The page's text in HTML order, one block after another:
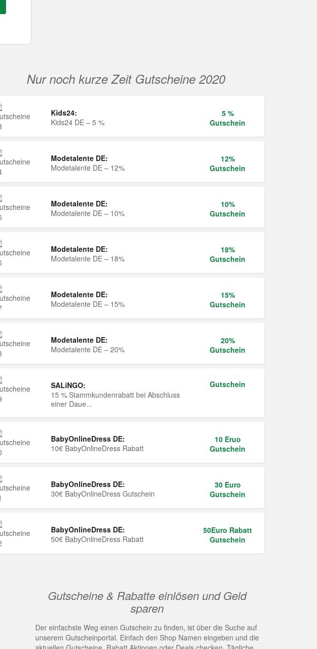
Nur noch kurze Zeit Gutscheine 2020
Kids24:
Kids24 DE – 5 %
5 %
Gutschein
Modetalente DE:
Modetalente DE – 12%
12%
Gutschein
Modetalente DE:
Modetalente DE – 10%
10%
Gutschein
Modetalente DE:
Modetalente DE – 18%
18%
Gutschein
Modetalente DE:
Modetalente DE – 15%
15%
Gutschein
Modetalente DE:
Modetalente DE – 20%
20%
Gutschein
SALiNGO:
15 % Stammkundenrabatt bei Abschluss
einer Daue...
Gutschein
BabyOnlineDress DE:
10€ BabyOnlineDress Rabatt
10 Eruo
Gutschein
BabyOnlineDress DE:
30€ BabyOnlineDress Gutschein
30 Euro
Gutschein
BabyOnlineDress DE:
50€ BabyOnlineDress Rabatt
50Euro Rabatt
Gutschein
Gutscheine & Rabatte einlösen und Geld
sparen
Der einfachste Weg einen Gutschein zu finden, ist über die Suche auf
unserem Gutscheinportal. Einfach den Shop Namen eingeben und die